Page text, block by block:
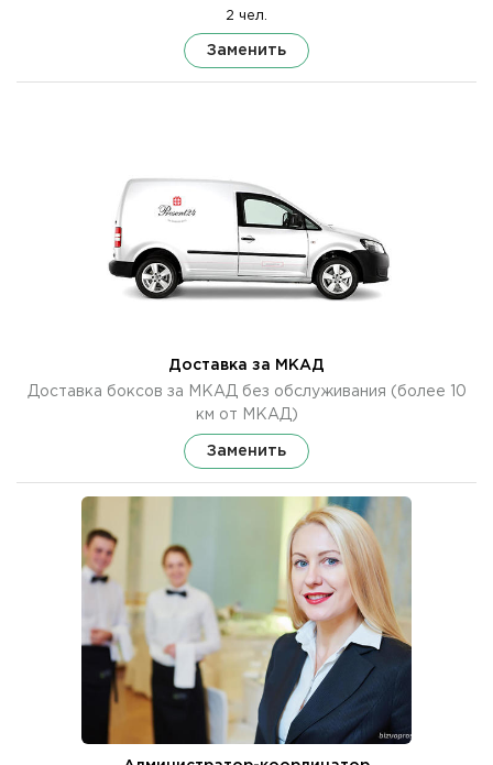
2 чел.
Заменить
Доставка за МКАД
Доставка боксов за МКАД без обслуживания (более 10
км от МКАД)
Заменить